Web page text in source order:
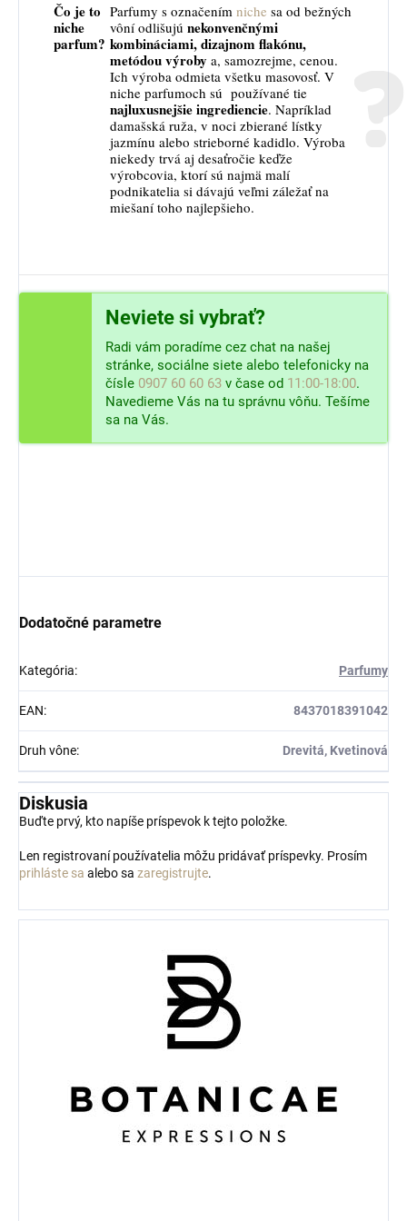
Čo je to
niche
parfum?
Parfumy s označením niche sa od bežných
vôní odlišujú nekonvenčnými
kombináciami, dizajnom flakónu,
metódou výroby a, samozrejme, cenou.
Ich výroba odmieta všetku masovosť. V
niche parfumoch sú používané tie
najluxusnejšie ingrediencie. Napríklad
damašská ruža, v noci zbierané lístky
jazmínu alebo strieborné kadidlo. Výroba
niekedy trvá aj desaťročie keďže
výrobcovia, ktorí sú najmä malí
podnikatelia si dávajú veľmi záležať na
miešaní toho najlepšieho.
Neviete si vybrať?
Radi vám poradíme cez chat na našej
stránke, sociálne siete alebo telefonicky na
čísle 0907 60 60 63 v čase od 11:00-18:00.
Navedieme Vás na tu správnu vôňu. Tešíme
sa na Vás.
Dodatočné parametre
Kategória: Parfumy
EAN: 8437018391042
Druh vône: Drevitá, Kvetinová
Diskusia
Buďte prvý, kto napíše príspevok k tejto položke.
Len registrovaní používatelia môžu pridávať príspevky. Prosím
prihláste sa alebo sa zaregistrujte.